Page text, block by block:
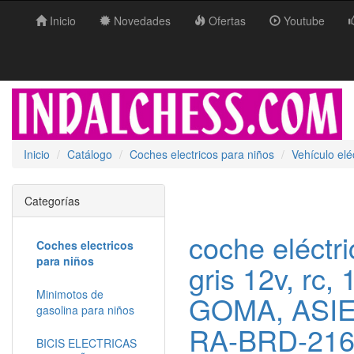
Inicio Novedades Ofertas Youtube
Inicio Catálogo Coches electricos para niños Vehículo
coche
gris 12v, rc,
GOMA,
RA-BRD-
Categorías
Coches electricos
para niños
Minimotos de
gasolina para niños
BICIS ELECTRICAS